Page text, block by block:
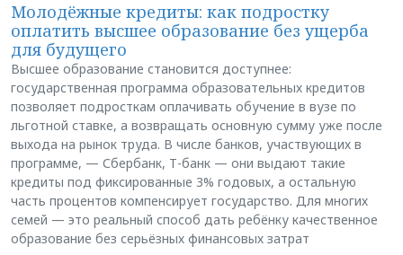
Молодёжные кредиты: как подростку
оплатить высшее образование без ущерба
для будущего
Высшее образование становится доступнее:
государственная программа образовательных кредитов
позволяет подросткам оплачивать обучение в вузе по
льготной ставке, а возвращать основную сумму уже после
выхода на рынок труда. В числе банков, участвующих в
программе, — Сбербанк, Т-банк — они выдают такие
кредиты под фиксированные 3% годовых, а остальную
часть процентов компенсирует государство. Для многих
семей — это реальный способ дать ребёнку качественное
образование без серьёзных финансовых затрат